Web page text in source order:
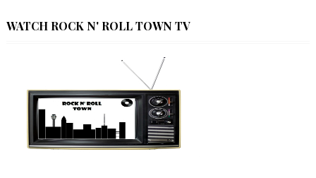
WATCH ROCK N' ROLL TOWN TV